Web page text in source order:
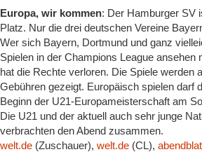
Europa, wir kommen: Der Hamburger SV
Platz. Nur die drei deutschen Vereine
Wer sich Bayern, Dortmund und ganz
Spielen in der Champions League
hat die Rechte verloren. Die Spiele
Gebühren gezeigt. Europäisch spielen darf
Beginn der U21-Europameisterschaft am
Die U21 und der aktuell auch sehr junge
verbrachten den Abend zusammen.
welt.de (Zuschauer), welt.de (CL),